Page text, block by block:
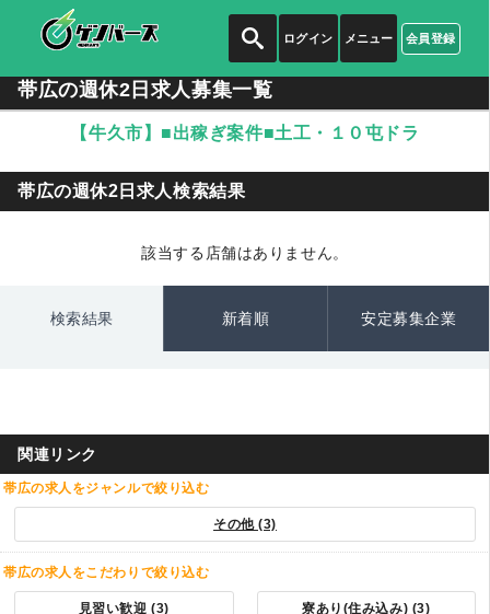
ログイン 会員登録
メニュー
帯広の週休2日求人募集一覧
【牛久市】■出稼ぎ案件■土工・１０屯ドラ
帯広の週休2日求人検索結果
該当する店舗はありません。
検索結果 新着順 安定募集企業
関連リンク
帯広の求人をジャンルで絞り込む
その他 (3)
帯広の求人をこだわりで絞り込む
見習い歓迎 (3) 寮あり(住み込み) (3)